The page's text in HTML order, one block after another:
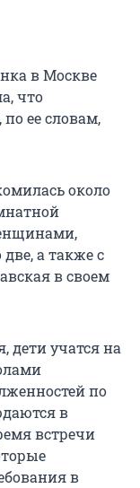
в Москве
что
ее словам,
около
а также с
в своем
дети учатся на
по
в
встречи
в